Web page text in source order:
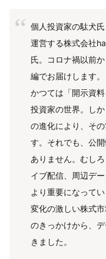
個人投資家の駄犬
運営する株式会社
氏。コロナ禍以前
編でお届けします。
かつては「開示資
投資家の世界。し
の進化により、そ
す。それでも、公
ありません。むし
イブ配信、周辺デ
より重要になってい
変化の激しい株式
のきっかけから、
きました。